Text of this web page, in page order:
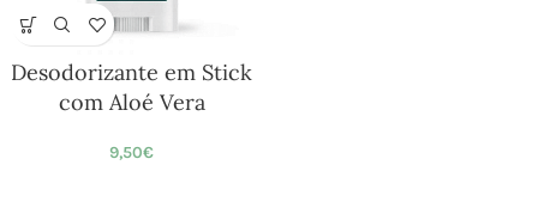
Desodorizante em Stick
com Aloé Vera
9,50€